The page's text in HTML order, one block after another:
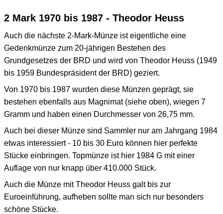
2 Mark 1970 bis 1987 - Theodor Heuss
Auch die nächste 2-Mark-Münze ist eigentliche eine
Gedenkmünze zum 20-jährigen Bestehen des
Grundgesetzes der BRD und wird von Theodor Heuss (1949
bis 1959 Bundespräsident der BRD) geziert.
Von 1970 bis 1987 wurden diese Münzen geprägt, sie
bestehen ebenfalls aus Magnimat (siehe oben), wiegen 7
Gramm und haben einen Durchmesser von 26,75 mm.
Auch bei dieser Münze sind Sammler nur am Jahrgang 1984
etwas interessiert - 10 bis 30 Euro können hier perfekte
Stücke einbringen. Topmünze ist hier 1984 G mit einer
Auflage von nur knapp über 410.000 Stück.
Auch die Münze mit Theodor Heuss galt bis zur
Euroeinführung, aufheben sollte man sich nur besonders
schöne Stücke.